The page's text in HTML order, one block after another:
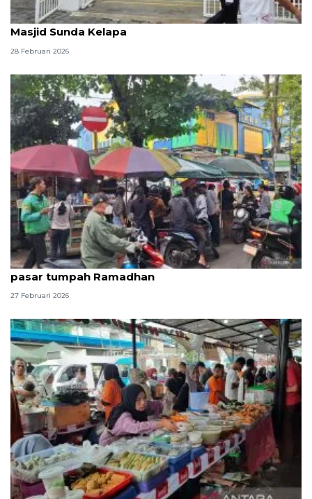
1.000 porsi makanan berbuka puasa disiapkan di
Masjid Sunda Kelapa
28 Februari 2026
Polres Jaksel kerahkan personel untuk antisipasi
pasar tumpah Ramadhan
27 Februari 2026